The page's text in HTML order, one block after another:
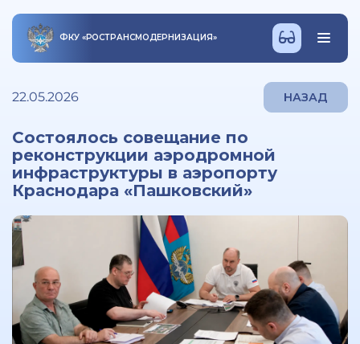
ФКУ «РОСТРАНСМОДЕРНИЗАЦИЯ»
22.05.2026 НАЗАД
Состоялось совещание по
реконструкции аэродромной
инфраструктуры в аэропорту
Краснодара «Пашковский»